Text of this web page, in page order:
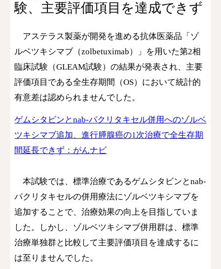
験、主要評価項目を達成できず
アステラス製薬が開発を進める抗体医薬品「ゾ
ルベツキシマブ（zolbetuximab）」を用いた第2相
臨床試験（GLEAM試験）の結果が発表され、主要
評価項目である全生存期間（OS）において統計的
有意差は認められませんでした。
ゲムシタビンとnab-パクリタキセル併用へのゾルベ
ツキシマブ追加、進行膵腺癌の1次治療で全生存期
間延長できず：がんナビ
本試験では、標準治療であるゲムシタビンとnab-
パクリタキセルの併用療法にゾルベツキシマブを
追加することで、治療効果の向上を目指していま
した。しかし、ゾルベツキシマブ併用群は、標準
治療単独群と比較して主要評価項目を達成するに
は至りませんでした。